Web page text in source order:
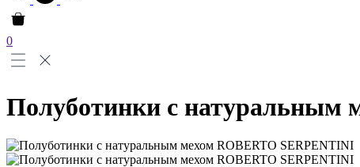
0
Полуботинки с натуральным